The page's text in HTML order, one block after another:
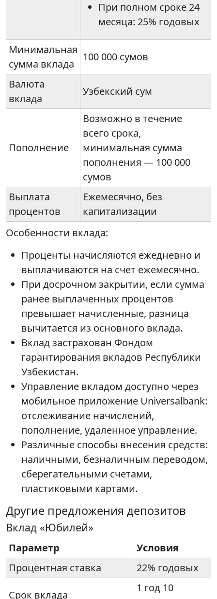
При полном сроке 24
месяца: 25% годовых
Минимальная
сумма вклада
100 000 сумов
Валюта
вклада
Узбекский сум
Пополнение
Возможно в течение
всего срока,
минимальная сумма
пополнения — 100 000
сумов
Выплата
процентов
Ежемесячно, без
капитализации
Особенности вклада:
Проценты начисляются ежедневно и
выплачиваются на счет ежемесячно.
При досрочном закрытии, если сумма
ранее выплаченных процентов
превышает начисленные, разница
вычитается из основного вклада.
Вклад застрахован Фондом
гарантирования вкладов Республики
Узбекистан.
Управление вкладом доступно через
мобильное приложение Universalbank:
отслеживание начислений,
пополнение, удаленное управление.
Различные способы внесения средств:
наличными, безналичным переводом,
сберегательными счетами,
пластиковыми картами.
Другие предложения депозитов
Вклад «Юбилей»
Параметр
Условия
Процентная ставка
22% годовых
Срок вклада
1 год 10